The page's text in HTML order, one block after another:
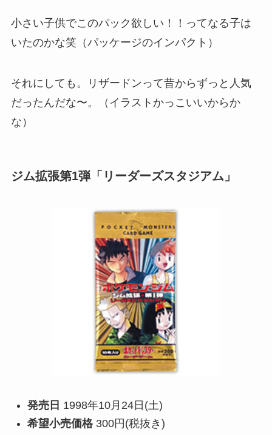
小さい子供でこのパック欲しい！！ってなる子は
いたのかな笑（パッケージのインパクト）
それにしても。リザードンって昔からずっと人気
だったんだな〜。（イラストかっこいいからか
な）
ジム拡張第1弾「リーダーズスタジアム」
発売日 1998年10月24日(土)
希望小売価格300円(税抜き)